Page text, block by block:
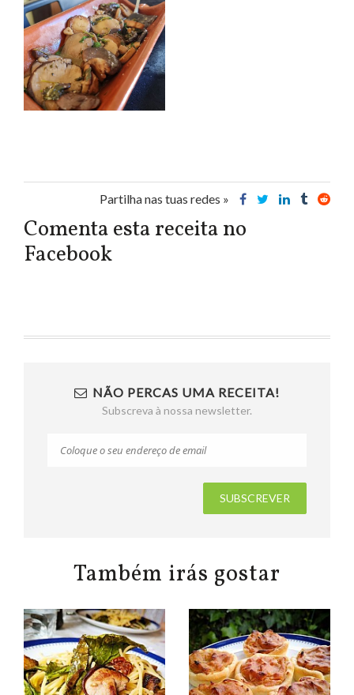
Partilha nas tuas redes »
Comenta esta receita no
Facebook
NÃO PERCAS UMA RECEITA!
Subscreva à nossa newsletter.
Também irás gostar